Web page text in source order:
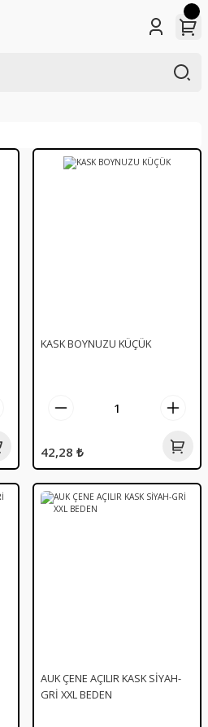
KASK BOYNUZU KÜÇÜK
42,28 ₺
AUK ÇENE AÇILIR KASK SİYAH-
GRİ XXL BEDEN